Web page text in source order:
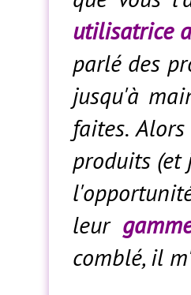
utilisatrice
parlé des
jusqu'à
faites.
produits (et
leur
comblé, il